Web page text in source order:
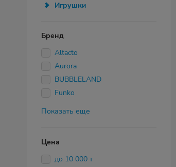
Игрушки
Бренд
Altacto
Aurora
BUBBLELAND
Funko
Показать еще
Цена
до 10 000 т